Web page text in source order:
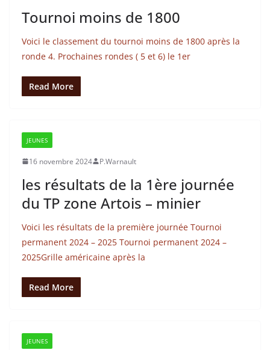
Tournoi moins de 1800
Voici le classement du tournoi moins de 1800 après la
ronde 4. Prochaines rondes ( 5 et 6) le 1er
Read More
JEUNES
16 novembre 2024 P.Warnault
les résultats de la 1ère journée
du TP zone Artois – minier
Voici les résultats de la première journée Tournoi
permanent 2024 – 2025 Tournoi permanent 2024 –
2025Grille américaine après la
Read More
JEUNES